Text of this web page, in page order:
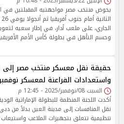
يخوض منتخب مصر مواجهتيه المقبلتين في
الجاري، على ملعب أدار، في إطار سعيه
وحسم التأهل في بطولة كأس الأمم
حقيقة نقل معسكر منتخب مصر إلى
واستعدادات الفراعنة لمعسكر نوفمبر
السبت 08/نوفمبر/2025 - 12:45 م
أكدت اللجنة المنظمة للبطولة الإماراتية
نقل المنافسات إلى مدينة العين بدلاً من
تنظيمية تتعلق بتجهيزات الملاعب واستيعاب